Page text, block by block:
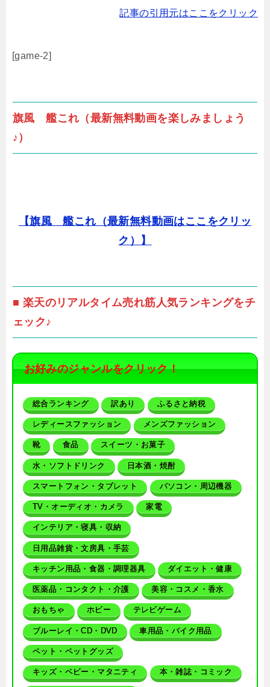
記事の引用元はここをクリック
[game-2]
旗風 艦これ（最新無料動画を楽しみましょう
♪）
【旗風 艦これ（最新無料動画はここをクリッ
ク）】
■ 楽天のリアルタイム売れ筋人気ランキングをチ
ェック♪
お好みのジャンルをクリック！
総合ランキング 訳あり ふるさと納税
レディースファッション メンズファッション
靴 食品 スイーツ・お菓子
水・ソフトドリンク 日本酒・焼酎
スマートフォン・タブレット パソコン・周辺機器
TV・オーディオ・カメラ 家電
インテリア・寝具・収納
日用品雑貨・文房具・手芸
キッチン用品・食器・調理器具 ダイエット・健康
医薬品・コンタクト・介護 美容・コスメ・香水
おもちゃ ホビー テレビゲーム
ブルーレイ・CD・DVD 車用品・バイク用品
ペット・ペットグッズ
キッズ・ベビー・マタニティ 本・雑誌・コミック